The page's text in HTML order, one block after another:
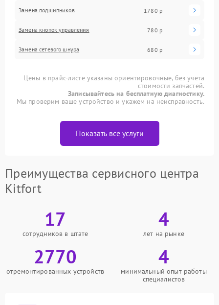
Замена подшипников 1780 р
Замена кнопок управления 780 р
Замена сетевого шнура 680 р
Цены в прайс-листе указаны ориентировочные, без учета
стоимости запчастей.
Записывайтесь на бесплатную диагностику.
Мы проверим ваше устройство и укажем на неисправность.
Показать все услуги
Преимущества сервисного центра
Kitfort
17
сотрудников в штате
4
лет на рынке
2770
отремонтированных устройств
4
минимальный опыт работы
специалистов